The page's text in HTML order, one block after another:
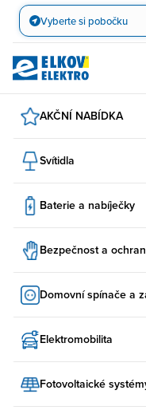
Přejít
obsah
Vyberte si pobočku
AKČNÍ NABÍDKA
Svítidla
Baterie a nabíječky
Bezpečnost a
Domovní spínače a
Elektromobilita
Fotovoltaické